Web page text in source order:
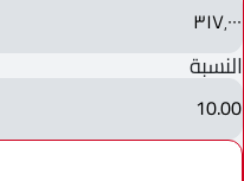
٣١٧٬٠٠٠
النسبة
10.00